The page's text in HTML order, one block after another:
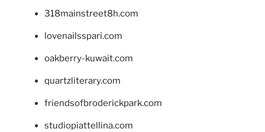
318mainstreet8h.com
lovenailsspari.com
oakberry-kuwait.com
quartzliterary.com
friendsofbroderickpark.com
studiopiattellina.com